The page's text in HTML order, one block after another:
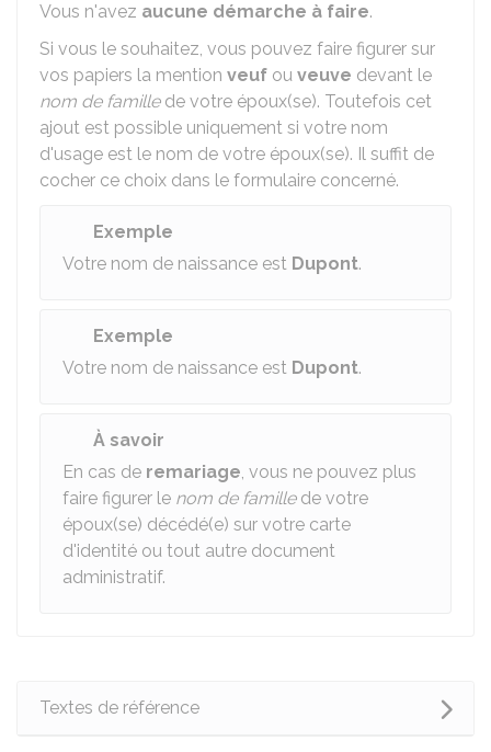
Vous n'avez aucune démarche à faire.
Si vous le souhaitez, vous pouvez faire figurer sur
vos papiers la mention veuf ou veuve devant le
nom de famillede votre époux(se). Toutefois cet
ajout est possible uniquement si votre nom
d'usage est le nom de votre époux(se). Il suffit de
cocher ce choix dans le formulaire concerné.
Exemple
Votre nom de naissance est Dupont.
Exemple
Votre nom de naissance est Dupont.
À savoir
En cas de remariage, vous ne pouvez plus
faire figurer le nom de famillede votre
époux(se) décédé(e) sur votre carte
d'identité ou tout autre document
administratif.
Textes de référence